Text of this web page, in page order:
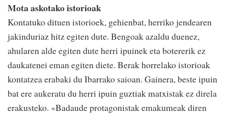
Mota askotako istorioak
Kontatuko dituen istorioek, gehienbat, herriko jendearen
jakinduriaz hitz egiten dute. Bengoak azaldu duenez,
ahularen alde egiten dute herri ipuinek eta botererik ez
daukatenei eman egiten diete. Berak horrelako istorioak
kontatzea erabaki du Ibarrako saioan. Gainera, beste ipuin
bat ere aukeratu du herri ipuin guztiak matxistak ez direla
erakusteko. «Badaude protagonistak emakumeak diren